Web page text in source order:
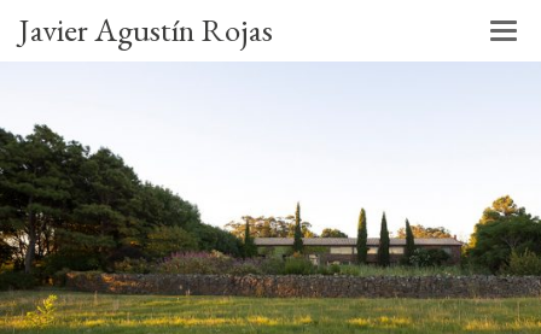
Javier Agustín Rojas